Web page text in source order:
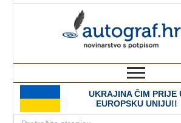
UKRAJINA ČIM PRIJE
EUROPSKU UNIJU!!